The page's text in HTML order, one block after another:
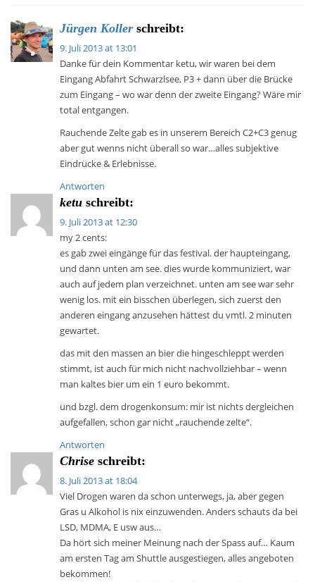
Jürgen Koller schreibt:
9. Juli 2013 at 13:01
Danke für dein Kommentar ketu, wir waren bei dem
Eingang Abfahrt Schwarzlsee, P3 + dann über die Brücke
zum Eingang – wo war denn der zweite Eingang? Wäre mir
total entgangen.
Rauchende Zelte gab es in unserem Bereich C2+C3 genug
aber gut wenns nicht überall so war…alles subjektive
Eindrücke & Erlebnisse.
Antworten
ketu schreibt:
9. Juli 2013 at 12:30
my 2 cents:
es gab zwei eingänge für das festival. der haupteingang,
und dann unten am see. dies wurde kommuniziert, war
auch auf jedem plan verzeichnet. unten am see war sehr
wenig los. mit ein bisschen überlegen, sich zuerst den
anderen eingang anzusehen hättest du vmtl. 2 minuten
gewartet.
das mit den massen an bier die hingeschleppt werden
stimmt, ist auch für mich nicht nachvollziehbar – wenn
man kaltes bier um ein 1 euro bekommt.
und bzgl. dem drogenkonsum: mir ist nichts dergleichen
aufgefallen, schon gar nicht „rauchende zelte“.
Antworten
Chrise schreibt:
8. Juli 2013 at 18:04
Viel Drogen waren da schon unterwegs, ja, aber gegen
Gras u Alkohol is nix einzuwenden. Anders schauts da bei
LSD, MDMA, E usw aus…
Da hört sich meiner Meinung nach der Spass auf… Kaum
am ersten Tag am Shuttle ausgestiegen, alles angeboten
bekommen!